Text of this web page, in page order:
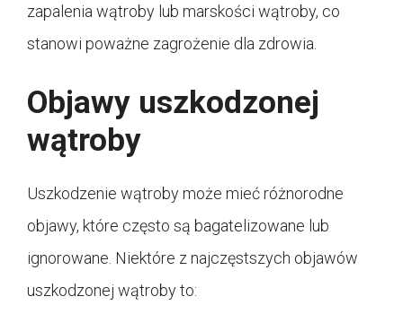
zapalenia wątroby lub marskości wątroby, co
stanowi poważne zagrożenie dla zdrowia.
Objawy uszkodzonej
wątroby
Uszkodzenie wątroby może mieć różnorodne
objawy, które często są bagatelizowane lub
ignorowane. Niektóre z najczęstszych objawów
uszkodzonej wątroby to: